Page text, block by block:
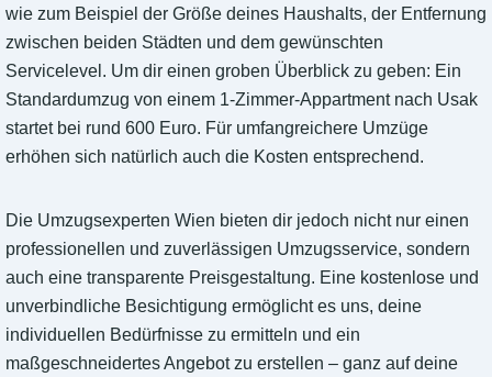
wie zum Beispiel der Größe deines Haushalts, der Entfernung
zwischen beiden Städten und dem gewünschten
Servicelevel. Um dir einen groben Überblick zu geben: Ein
Standardumzug von einem 1-Zimmer-Appartment nach Usak
startet bei rund 600 Euro. Für umfangreichere Umzüge
erhöhen sich natürlich auch die Kosten entsprechend.
Die Umzugsexperten Wien bieten dir jedoch nicht nur einen
professionellen und zuverlässigen Umzugsservice, sondern
auch eine transparente Preisgestaltung. Eine kostenlose und
unverbindliche Besichtigung ermöglicht es uns, deine
individuellen Bedürfnisse zu ermitteln und ein
maßgeschneidertes Angebot zu erstellen – ganz auf deine